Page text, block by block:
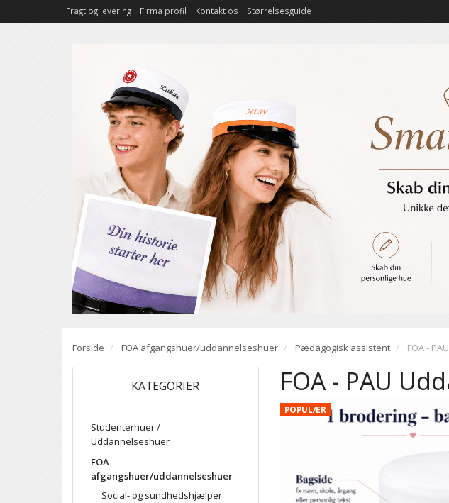
Fragt og levering Firma profil Kontakt os Størrelsesguide
Forside FOA afgangshuer/uddannelseshuer Pædagogisk assistent FOA -
KATEGORIER
Studenterhuer /
Uddannelseshuer
FOA
afgangshuer/uddannelseshuer
Social- og sundhedshjælper
FOA - PAU
POPULÆR